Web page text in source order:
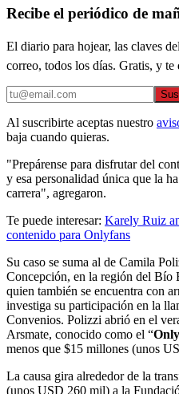
Recibe el periódico de
El diario para hojear, las claves
correo, todos los días. Gratis, y te
Al suscribirte aceptas nuestro
baja cuando quieras.
"Prepárense para disfrutar del
y esa personalidad única que la
carrera", agregaron.
Te puede interesar: Karely Ruiz
contenido para Onlyfans
Su caso se suma al de Camila
Concepción, en la región del Bío
quien también se encuentra con
investiga su participación en la
Convenios. Polizzi abrió en el
Arsmate, conocido como el “
menos que $15 millones (unos
La causa gira alrededor de la
(unos USD 260 mil) a la